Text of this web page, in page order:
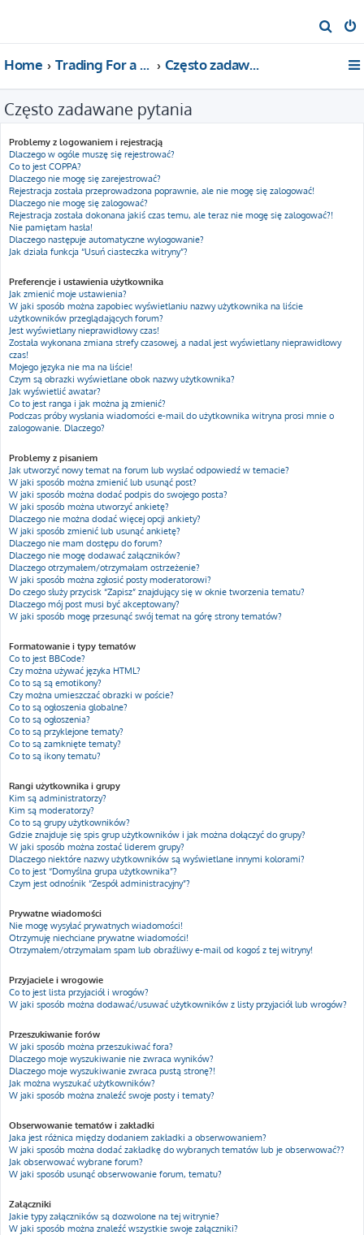
z
j
Home Trading For a Living Często zadawane pytania
Często zadawane pytania
Problemy z logowaniem i rejestracją
Dlaczego w ogóle muszę się rejestrować?
Co to jest COPPA?
Dlaczego nie mogę się zarejestrować?
Rejestracja została przeprowadzona poprawnie, ale nie mogę się zalogować!
Dlaczego nie mogę się zalogować?
Rejestracja została dokonana jakiś czas temu, ale teraz nie mogę się zalogować?!
Nie pamiętam hasła!
Dlaczego następuje automatyczne wylogowanie?
Jak działa funkcja “Usuń ciasteczka witryny”?
Preferencje i ustawienia użytkownika
Jak zmienić moje ustawienia?
W jaki sposób można zapobiec wyświetlaniu nazwy użytkownika na liście
użytkowników przeglądających forum?
Jest wyświetlany nieprawidłowy czas!
Została wykonana zmiana strefy czasowej, a nadal jest wyświetlany nieprawidłowy
czas!
Mojego języka nie ma na liście!
Czym są obrazki wyświetlane obok nazwy użytkownika?
Jak wyświetlić awatar?
Co to jest ranga i jak można ją zmienić?
Podczas próby wysłania wiadomości e-mail do użytkownika witryna prosi mnie o
zalogowanie. Dlaczego?
Problemy z pisaniem
Jak utworzyć nowy temat na forum lub wysłać odpowiedź w temacie?
W jaki sposób można zmienić lub usunąć post?
W jaki sposób można dodać podpis do swojego posta?
W jaki sposób można utworzyć ankietę?
Dlaczego nie można dodać więcej opcji ankiety?
W jaki sposób zmienić lub usunąć ankietę?
Dlaczego nie mam dostępu do forum?
Dlaczego nie mogę dodawać załączników?
Dlaczego otrzymałem/otrzymałam ostrzeżenie?
W jaki sposób można zgłosić posty moderatorowi?
Do czego służy przycisk “Zapisz” znajdujący się w oknie tworzenia tematu?
Dlaczego mój post musi być akceptowany?
W jaki sposób mogę przesunąć swój temat na górę strony tematów?
Formatowanie i typy tematów
Co to jest BBCode?
Czy można używać języka HTML?
Co to są są emotikony?
Czy można umieszczać obrazki w poście?
Co to są ogłoszenia globalne?
Co to są ogłoszenia?
Co to są przyklejone tematy?
Co to są zamknięte tematy?
Co to są ikony tematu?
Rangi użytkownika i grupy
Kim są administratorzy?
Kim są moderatorzy?
Co to są grupy użytkowników?
Gdzie znajduje się spis grup użytkowników i jak można dołączyć do grupy?
W jaki sposób można zostać liderem grupy?
Dlaczego niektóre nazwy użytkowników są wyświetlane innymi kolorami?
Co to jest “Domyślna grupa użytkownika”?
Czym jest odnośnik “Zespół administracyjny”?
Prywatne wiadomości
Nie mogę wysyłać prywatnych wiadomości!
Otrzymuję niechciane prywatne wiadomości!
Otrzymałem/otrzymałam spam lub obraźliwy e-mail od kogoś z tej witryny!
Przyjaciele i wrogowie
Co to jest lista przyjaciół i wrogów?
W jaki sposób można dodawać/usuwać użytkowników z listy przyjaciół lub wrogów?
Przeszukiwanie forów
W jaki sposób można przeszukiwać fora?
Dlaczego moje wyszukiwanie nie zwraca wyników?
Dlaczego moje wyszukiwanie zwraca pustą stronę?!
Jak można wyszukać użytkowników?
W jaki sposób można znaleźć swoje posty i tematy?
Obserwowanie tematów i zakładki
Jaka jest różnica między dodaniem zakładki a obserwowaniem?
W jaki sposób można dodać zakładkę do wybranych tematów lub je obserwować??
Jak obserwować wybrane forum?
W jaki sposób usunąć obserwowanie forum, tematu?
Załączniki
Jakie typy załączników są dozwolone na tej witrynie?
W jaki sposób można znaleźć wszystkie swoje załączniki?